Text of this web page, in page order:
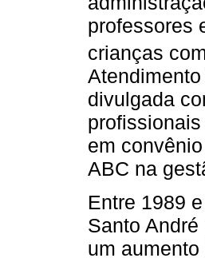
professores
crianças
divulgada
em
ABC na
Entre 1989
Santo
um